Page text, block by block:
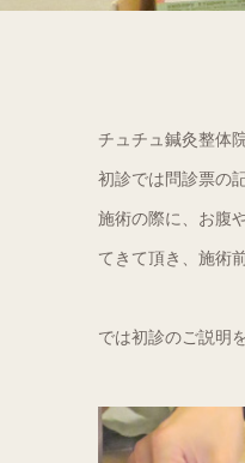
チュチュ鍼灸整体
初診では問診票の
施術の際に、お腹
てきて頂き、施術
では初診のご説明